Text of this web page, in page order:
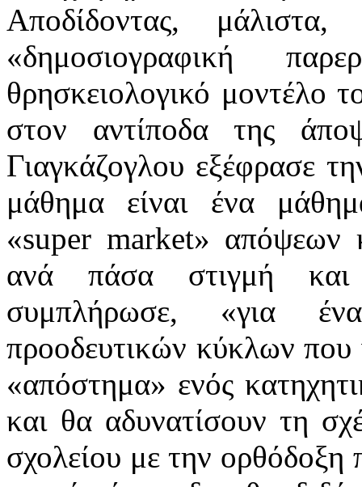
Αποδίδοντας,
«δημοσιογραφική
θρησκειολογικό μοντέλο
στον αντίποδα της
Γιαγκάζογλου εξέφρασε
μάθημα είναι ένα
«super market» απόψεων
ανά πάσα στιγμή και
συμπλήρωσε, «για
προοδευτικών κύκλων που
«απόστημα» ενός
και θα αδυνατίσουν τη
σχολείου με την